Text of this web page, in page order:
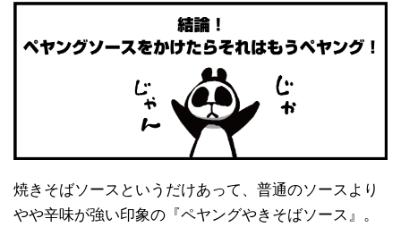
焼きそばソースというだけあって、普通のソースより
やや辛味が強い印象の『ペヤングやきそばソース』。